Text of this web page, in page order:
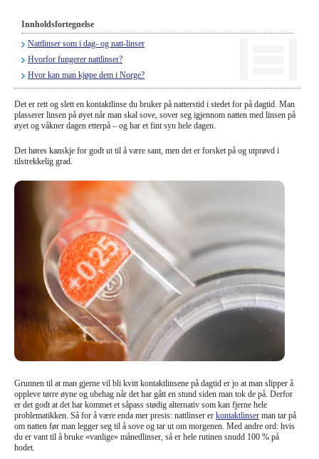
Øyekirurgi
Innholdsfortegnelse
Nattlinser som i dag- og natt-linser
Hvorfor fungerer nattlinser?
Hvor kan man kjøpe dem i Norge?
Det er rett og slett en kontaktlinse du bruker på natterstid i stedet for på dagtid. Man
plasserer linsen på øyet når man skal sove, sover seg igjennom natten med linsen på
øyet og våkner dagen etterpå – og har et fint syn hele dagen.
Det høres kanskje for godt ut til å være sant, men det er forsket på og utprøvd i
tilstrekkelig grad.
Grunnen til at man gjerne vil bli kvitt kontaktlinsene på dagtid er jo at man slipper å
oppleve tørre øyne og ubehag når det har gått en stund siden man tok de på. Derfor
er det godt at det har kommet et såpass stødig alternativ som kan fjerne hele
problematikken. Så for å være enda mer presis: nattlinser er kontaktlinser man tar på
om natten før man legger seg til å sove og tar ut om morgenen. Med andre ord: hvis
du er vant til å bruke «vanlige» månedlinser, så er hele rutinen snudd 100 % på
hodet.